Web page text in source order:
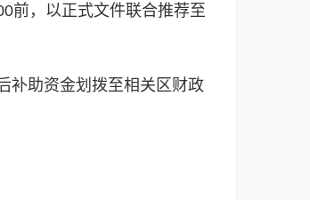
前，以正式文件联合推荐至
补助资金划拨至相关区财政